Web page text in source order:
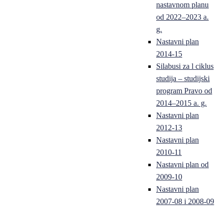
nastavnom planu
od 2022–2023 a.
g.
Nastavni plan
2014-15
Silabusi za l ciklus
studija – studijski
program Pravo od
2014–2015 a. g.
Nastavni plan
2012-13
Nastavni plan
2010-11
Nastavni plan od
2009-10
Nastavni plan
2007-08 i 2008-09